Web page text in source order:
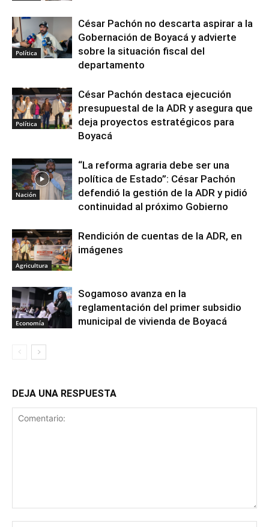
Política
César Pachón no descarta aspirar a la
Gobernación de Boyacá y advierte
sobre la situación fiscal del
departamento
Política
César Pachón destaca ejecución
presupuestal de la ADR y asegura que
deja proyectos estratégicos para
Boyacá
Nación
“La reforma agraria debe ser una
política de Estado”: César Pachón
defendió la gestión de la ADR y pidió
continuidad al próximo Gobierno
Agricultura
Rendición de cuentas de la ADR, en
imágenes
Economía
Sogamoso avanza en la
reglamentación del primer subsidio
municipal de vivienda de Boyacá
DEJA UNA RESPUESTA